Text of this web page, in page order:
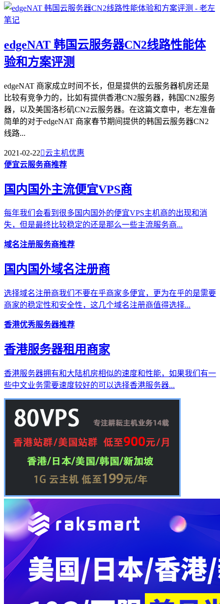
edgeNAT 韩国云服务器CN2线路性能体
验和方案评测
edgeNAT 商家成立时间不长，但是提供的云服务器机房还是
比较有竞争力的，比如有提供香港CN2服务器，韩国CN2服务
器，以及美国洛杉矶CN2云服务器。在这篇文章中，老左准备
简单的对于edgeNAT 商家春节期间提供的韩国云服务器CN2
线路...
2021-02-22云主机优惠
便宜云服务商推荐
国内国外主流便宜VPS商
每年我们会看到很多国内国外的便宜VPS主机商的出现和消
失，但是最终比较稳定的还是那么一些主流服务商...
域名注册服务商推荐
国内国外域名注册商
选择域名注册商我们不要在乎商家多便宜，更为在乎的是需要
商家的稳定性和安全性，这几个域名注册商值得选择...
香港优秀服务器推荐
香港服务器租用商家
香港服务器拥有和大陆机房相似的速度和性能，如果我们有一
些中文业务需要速度较好的可以选择香港服务器...